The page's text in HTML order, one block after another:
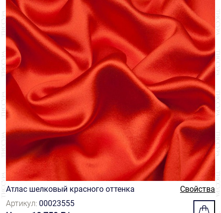
Атлас шелковый красного оттенка
Свойства
Артикул: 00023555